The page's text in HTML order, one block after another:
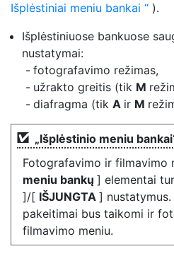
Išplėstiniai meniu bankai
).
Išplėstiniuose bankuose
nustatymai:
fotografavimo režimas,
užrakto greitis (tik M
diafragma (tik A ir M
„Išplėstinio meniu
Fotografavimo ir filmavimo
meniu bankų ] elementai
]/[ IŠJUNGTA ]
pakeitimai bus taikomi ir
filmavimo meniu.